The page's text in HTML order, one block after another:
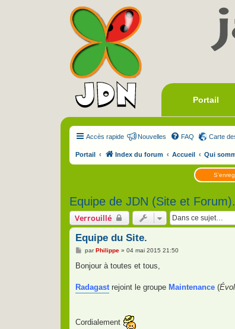
Portail
Accès rapide Nouvelles FAQ Carte
Portail Index du forum Accueil Qui
Equipe de JDN (Site et Forum).
Verrouillé
Equipe du Site.
M
s
g
e
parPhilippe» 04 mai 2015 21:50
Bonjour à toutes et tous,
Radagastrejoint le groupe Maintenance (
Cordialement